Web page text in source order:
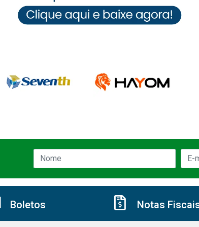
Boletos Notas